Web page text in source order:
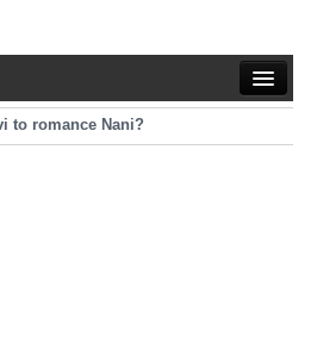
to romance Nani?
to romance Pawan Kalyan